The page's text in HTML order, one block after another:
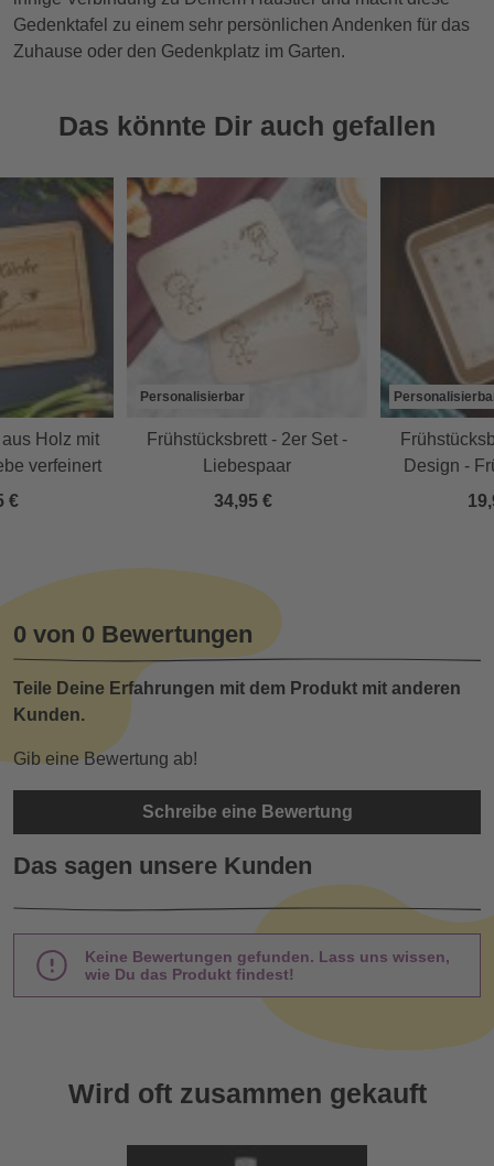
Gedenktafel zu einem sehr persönlichen Andenken für das
Zuhause oder den Gedenkplatz im Garten.
Das könnte Dir auch gefallen
Holz mit
verfeinert
€
Personalisierbar
Frühstücksbrett - 2er Set -
Liebespaar
34,95 €
Design -
0 von 0 Bewertungen
Teile Deine Erfahrungen mit dem Produkt mit anderen
Kunden.
Gib eine Bewertung ab!
Schreibe eine Bewertung
Das sagen unsere Kunden
Keine Bewertungen gefunden. Lass uns wissen,
wie Du das Produkt findest!
Wird oft zusammen gekauft